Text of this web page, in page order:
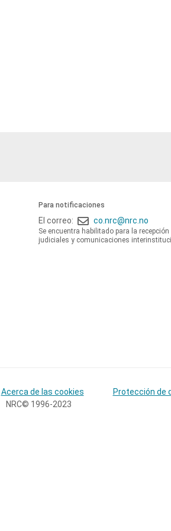
Para notificaciones
El correo: co.nrc@nrc.no
Se encuentra habilitado para la
judiciales y comunicaciones
Acerca de las cookies
Protección de
NRC© 1996-2023